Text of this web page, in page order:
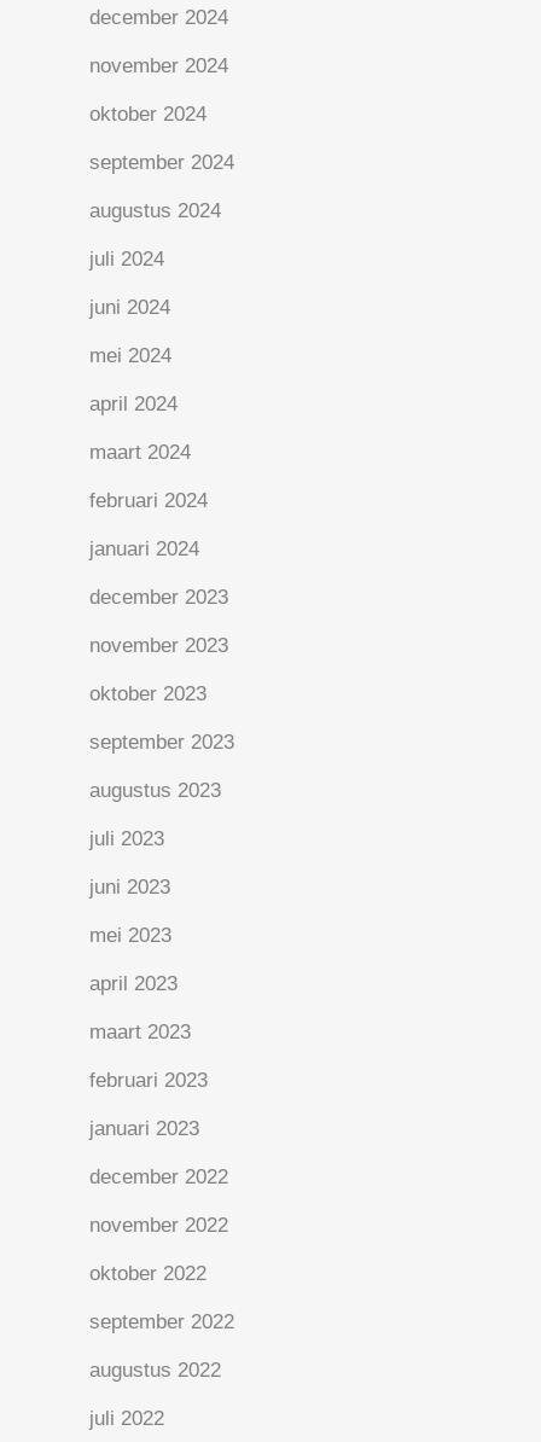
december 2024
november 2024
oktober 2024
september 2024
augustus 2024
juli 2024
juni 2024
mei 2024
april 2024
maart 2024
februari 2024
januari 2024
december 2023
november 2023
oktober 2023
september 2023
augustus 2023
juli 2023
juni 2023
mei 2023
april 2023
maart 2023
februari 2023
januari 2023
december 2022
november 2022
oktober 2022
september 2022
augustus 2022
juli 2022